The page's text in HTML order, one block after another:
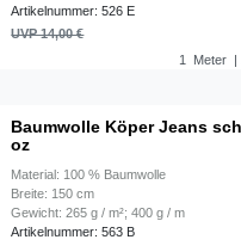
Artikelnummer: 526 E
1 Meter |
UVP 14,00 €
Baumwolle Köper Jeans
oz
Material: 100 % Baumwolle
Breite: 150 cm
Gewicht: 265 g / m²; 400 g / m
Artikelnummer: 563 B